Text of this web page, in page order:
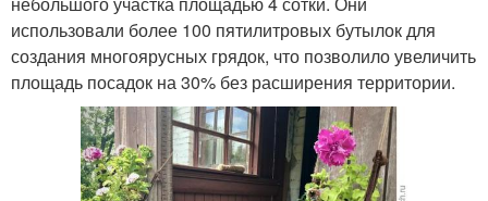
использовали более 100 пятилитровых бутылок для
создания многоярусных грядок, что позволило увеличить
площадь посадок на 30% без расширения территории.